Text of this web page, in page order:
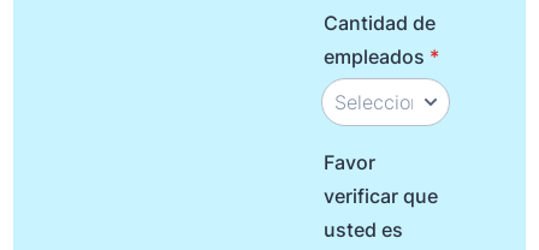
Cantidad de
empleados *
Favor
verificar que
usted es